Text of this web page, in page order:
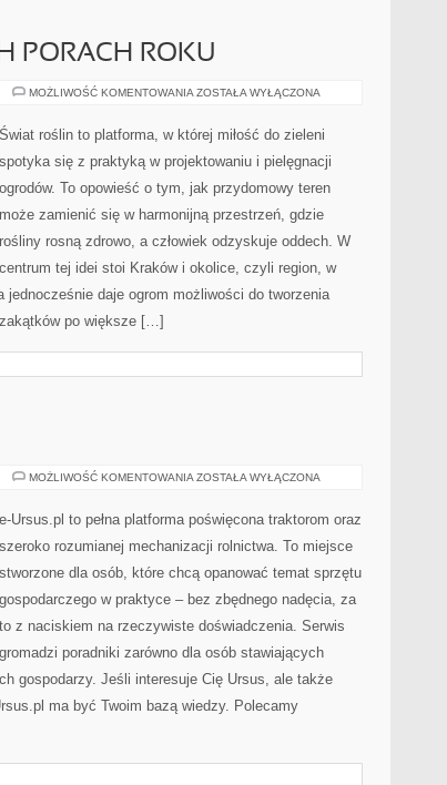
PORACH ROKU
MOŻLIWOŚĆ KOMENTOWANIA OGRÓD
PORACH
ROKU
ZOSTAŁA WYŁĄCZONA
Świat roślin to platforma, w której miłość do zieleni
spotyka się z praktyką w projektowaniu i pielęgnacji
ogrodów. To opowieść o tym, jak przydomowy teren
może zamienić się w harmonijną przestrzeń, gdzie
rośliny rosną zdrowo, a człowiek odzyskuje oddech. W
centrum tej idei stoi Kraków i okolice, czyli region, w
daje ogrom możliwości do tworzenia
po większe […]
MOŻLIWOŚĆ KOMENTOWANIA CIĄGNIKI
ZOSTAŁA WYŁĄCZONA
e-Ursus.pl to pełna platforma poświęcona traktorom oraz
szeroko rozumianej mechanizacji rolnictwa. To miejsce
stworzone dla osób, które chcą opanować temat sprzętu
gospodarczego w praktyce – bez zbędnego nadęcia, za
to z naciskiem na rzeczywiste doświadczenia. Serwis
gromadzi poradniki zarówno dla osób stawiających
gospodarzy. Jeśli interesuje Cię Ursus, ale także
ma być Twoim bazą wiedzy. Polecamy